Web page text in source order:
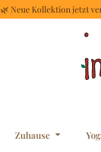
🌿 Neue Kollektion jetzt
Zuhause